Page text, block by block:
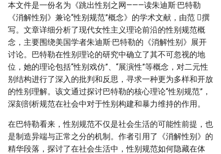
本文件是一份名为《跳出性别之网———读朱迪斯·巴特勒
《消解性别》兼论“性别规范”概念》的学术文献，由范 撰
写。文章详细分析了现代女性主义理论前沿的性别规范概
念，主要围绕美国学者朱迪斯·巴特勒的《消解性别》展开
讨论。巴特勒在性别理论的研究中确立了其不可忽视的地
位，她的理论包括“性别戏仿”、“展演性”等概念，对二元性
别结构进行了深入的批判和反思，寻求一种更为多样和开放
的性别理解。该文通过探讨巴特勒的核心理论“性别规范”，
深刻剖析规范在社会中对于性别构建和暴力维持的作用。
在巴特勒看来，性别规范不仅是社会生活的可能性前提，也
是制造异端与正常之分的机制。作者引用了《消解性别》的
精华段落，探讨了在社会生活中，性别规范如何隐藏在体